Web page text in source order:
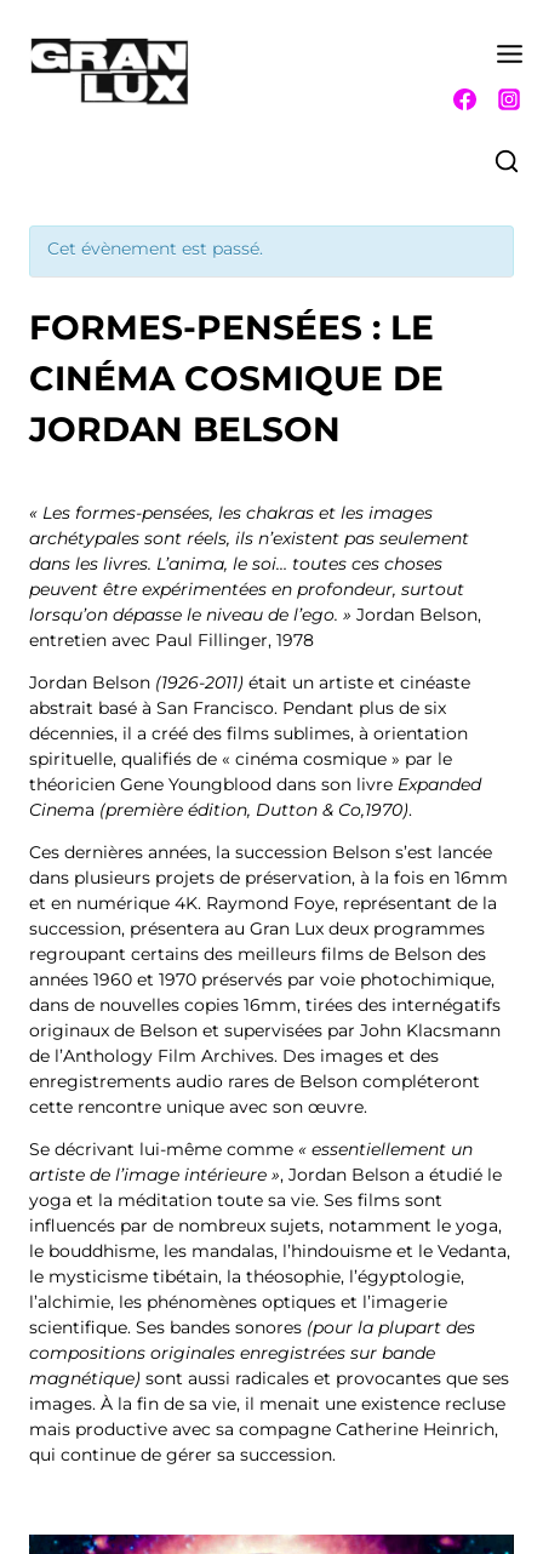
contenu
Cet évènement est passé.
FORMES-PENSÉES : LE
CINÉMA COSMIQUE DE
JORDAN BELSON
« Les formes-pensées, les chakras et les images
archétypales sont réels, ils n’existent pas seulement
dans les livres. L’anima, le soi… toutes ces choses
peuvent être expérimentées en profondeur, surtout
lorsqu’on dépasse le niveau de l’ego. » Jordan Belson,
entretien avec Paul Fillinger, 1978
Jordan Belson (1926-2011) était un artiste et cinéaste
abstrait basé à San Francisco. Pendant plus de six
décennies, il a créé des films sublimes, à orientation
spirituelle, qualifiés de « cinéma cosmique » par le
théoricien Gene Youngblood dans son livre Expanded
Cinema (première édition, Dutton & Co,1970).
Ces dernières années, la succession Belson s’est lancée
dans plusieurs projets de préservation, à la fois en 16mm
et en numérique 4K. Raymond Foye, représentant de la
succession, présentera au Gran Lux deux programmes
regroupant certains des meilleurs films de Belson des
années 1960 et 1970 préservés par voie photochimique,
dans de nouvelles copies 16mm, tirées des internégatifs
originaux de Belson et supervisées par John Klacsmann
de l’Anthology Film Archives. Des images et des
enregistrements audio rares de Belson compléteront
cette rencontre unique avec son œuvre.
Se décrivant lui-même comme « essentiellement un
artiste de l’image intérieure », Jordan Belson a étudié le
yoga et la méditation toute sa vie. Ses films sont
influencés par de nombreux sujets, notamment le yoga,
le bouddhisme, les mandalas, l’hindouisme et le Vedanta,
le mysticisme tibétain, la théosophie, l’égyptologie,
l’alchimie, les phénomènes optiques et l’imagerie
scientifique. Ses bandes sonores (pour la plupart des
compositions originales enregistrées sur bande
magnétique) sont aussi radicales et provocantes que ses
images. À la fin de sa vie, il menait une existence recluse
mais productive avec sa compagne Catherine Heinrich,
qui continue de gérer sa succession.